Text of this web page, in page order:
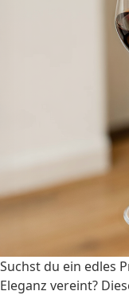
Suchst du ein edles
Eleganz vereint?